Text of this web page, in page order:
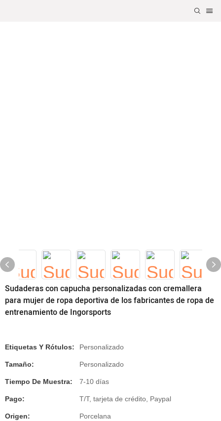
Sudaderas con capucha personalizadas con cremallera
para mujer de ropa deportiva de los fabricantes de ropa de
entrenamiento de Ingorsports
Etiquetas Y Rótulos: Personalizado
Tamaño: Personalizado
Tiempo De Muestra: 7-10 días
Pago: T/T, tarjeta de crédito, Paypal
Origen: Porcelana